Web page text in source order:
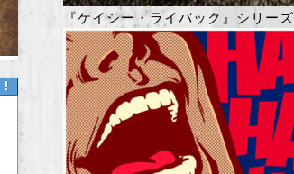
『ケイシー・ライバック』シリーズ